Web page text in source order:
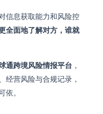
信息获取能力和风险控
全面地了解对方，谁就
通跨境风险情报平台 ，
经营风险与合规记录，
依。